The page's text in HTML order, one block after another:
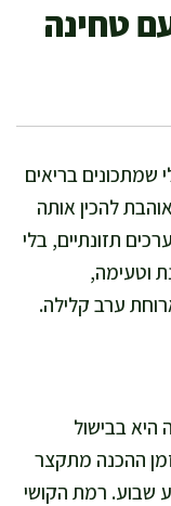
טחינה
שמתכונים בריאים
להכין אותה
תזונתיים, בלי
וטעימה,
ערב קלילה.
היא בבישול
ההכנה מתקצר
שבוע. רמת הקושי